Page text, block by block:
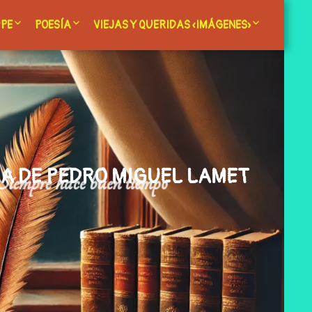
un hombre para la
Arrupe
POESÍA
– Acción de gracias a Cádiz
– Selección de poemas
VIEJAS Y QUERIDAS «IMÁGENES»
– Imágenes primeras
– La Luz de la Mirada
– El Verbo se hizo imagen
DE PEDRO MIGUEL LAMET
hace buen tiempo